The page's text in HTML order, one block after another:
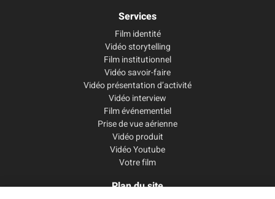
Services
Film identité
Vidéo storytelling
Film institutionnel
Vidéo savoir-faire
Vidéo présentation d’activité
Vidéo interview
Film événementiel
Prise de vue aérienne
Vidéo produit
Vidéo Youtube
Votre film
Plan du site